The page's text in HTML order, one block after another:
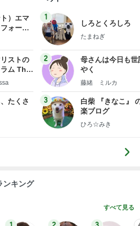
ト）エマ
ォー会
ライ
ストの
ム The
bea
たくさ
1
しろとくろしろ
たまねぎ
2
母さんは今日も世
やく
藤緒 ミルカ
3
白柴 『きなこ』
楽ブログ
ひろ☆みき
ンキング
すべて見る